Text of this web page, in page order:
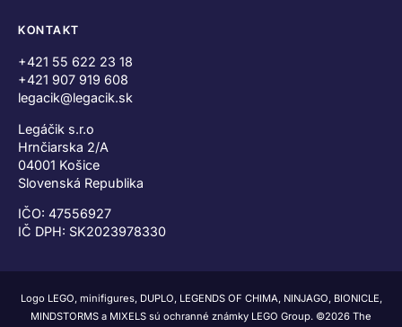
KONTAKT
+421 55 622 23 18
+421 907 919 608
legacik@legacik.sk
Legáčik s.r.o
Hrnčiarska 2/A
04001 Košice
Slovenská Republika
IČO: 47556927
IČ DPH: SK2023978330
Logo LEGO, minifigures, DUPLO, LEGENDS OF CHIMA, NINJAGO, BIONICLE,
MINDSTORMS a MIXELS sú ochranné známky LEGO Group. ©2026 The